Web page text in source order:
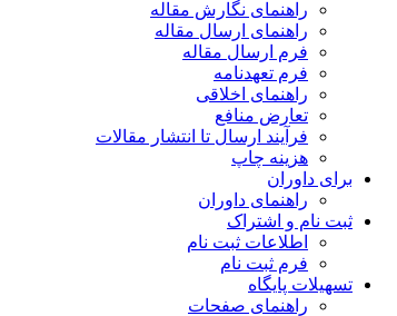
راهنمای نگارش مقاله
راهنمای ارسال مقاله
فرم ارسال مقاله
فرم تعهدنامه
راهنمای اخلاقی
تعارض منافع
فرآیند ارسال تا انتشار مقالات
هزینه چاپ
برای داوران
راهنمای داوران
ثبت نام و اشتراک
اطلاعات ثبت نام
فرم ثبت نام
تسهیلات پایگاه
راهنمای صفحات